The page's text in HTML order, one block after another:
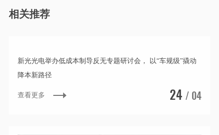
相关推荐
新光光电举办低成本制导反无专题研讨会， 以“车规级”撬动
降本新路径
查看更多 24 / 04